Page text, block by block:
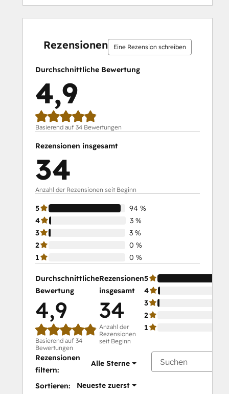
Rezensionen Eine Rezension schreiben
Durchschnittliche Bewertung
4,9
Basierend auf 34 Bewertungen
Rezensionen insgesamt
34
Anzahl der Rezensionen seit Beginn
5
94 %
4
3 %
3
3 %
2
0 %
1
0 %
Durchschnittliche
Bewertung
4,9
Basierend auf 34
Bewertungen
Rezensionen
insgesamt
34
Anzahl der
Rezensionen
seit Beginn
5
4
3
2
1
Rezensionen
filtern:
Alle Sterne
Sortieren: Neueste zuerst